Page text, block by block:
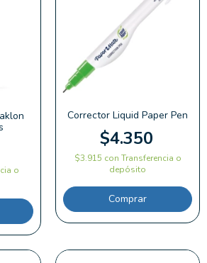
o
Corrector Liquid Paper Pen
$4.350
$3.915 con Transferencia o
depósito